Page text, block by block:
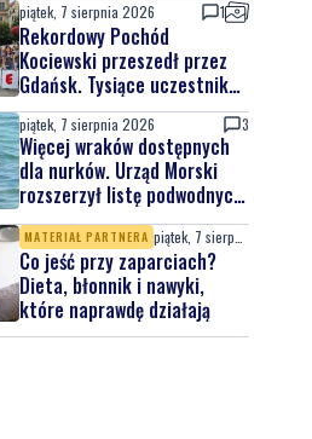
piątek, 7 sierpnia 2026 1
Rekordowy Pochód
Kociewski przeszedł przez
Gdańsk. Tysiące uczestników
na jubileuszowej edycji
piątek, 7 sierpnia 2026 3
Więcej wraków dostępnych
dla nurków. Urząd Morski
rozszerzył listę podwodnych
atrakcji
MATERIAŁ PARTNERA
Co jeść przy zaparciach?
Dieta, błonnik i nawyki,
które naprawdę działają